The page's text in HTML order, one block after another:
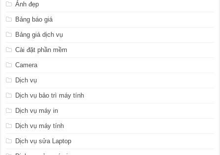
Ảnh đẹp
Bảng báo giá
Bảng giá dịch vụ
Cài đặt phần mềm
Camera
Dịch vụ
Dịch vụ bảo trì máy tính
Dịch vụ máy in
Dịch vụ máy tính
Dịch vụ sửa Laptop